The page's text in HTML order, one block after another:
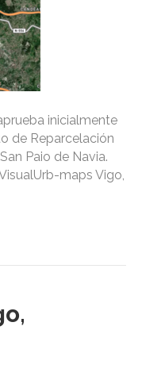
inicialmente
de Reparcelación
Paio de Navia.
maps Vigo,